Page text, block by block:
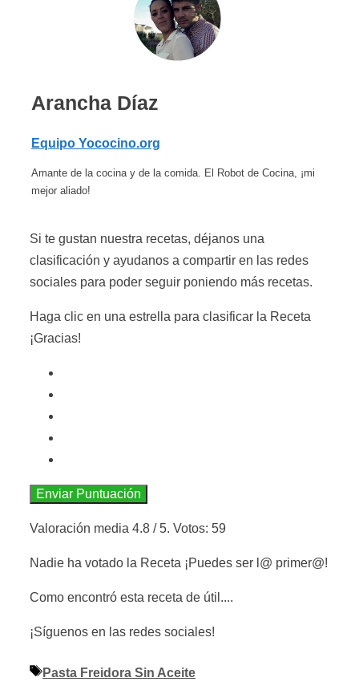
Arancha Díaz
Equipo Yococino.org
Amante de la cocina y de la comida. El Robot de Cocina, ¡mi
mejor aliado!
Si te gustan nuestra recetas, déjanos una
clasificación y ayudanos a compartir en las redes
sociales para poder seguir poniendo más recetas.
Haga clic en una estrella para clasificar la Receta
¡Gracias!
Enviar Puntuación
Valoración media 4.8 / 5. Votos: 59
Nadie ha votado la Receta ¡Puedes ser l@ primer@!
Como encontró esta receta de útil....
¡Síguenos en las redes sociales!
Etiquetas
Pasta Freidora Sin Aceite